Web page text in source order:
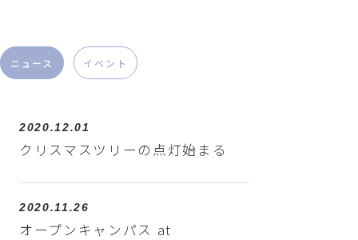
ニュース イベント
2020.12.01
クリスマスツリーの点灯始まる
2020.11.26
オープンキャンパス at